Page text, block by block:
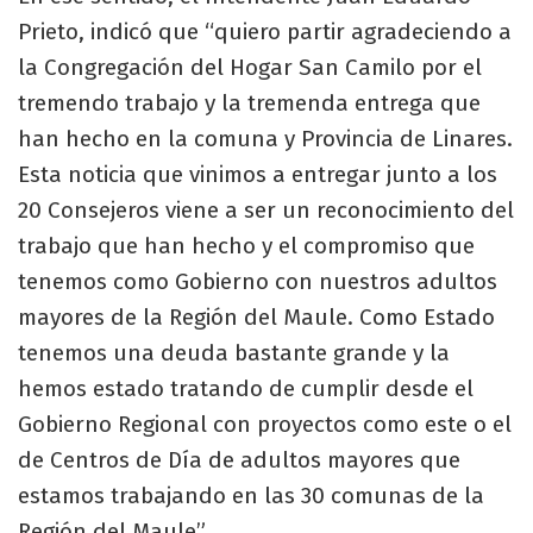
Prieto, indicó que “quiero partir agradeciendo a
la Congregación del Hogar San Camilo por el
tremendo trabajo y la tremenda entrega que
han hecho en la comuna y Provincia de Linares.
Esta noticia que vinimos a entregar junto a los
20 Consejeros viene a ser un reconocimiento del
trabajo que han hecho y el compromiso que
tenemos como Gobierno con nuestros adultos
mayores de la Región del Maule. Como Estado
tenemos una deuda bastante grande y la
hemos estado tratando de cumplir desde el
Gobierno Regional con proyectos como este o el
de Centros de Día de adultos mayores que
estamos trabajando en las 30 comunas de la